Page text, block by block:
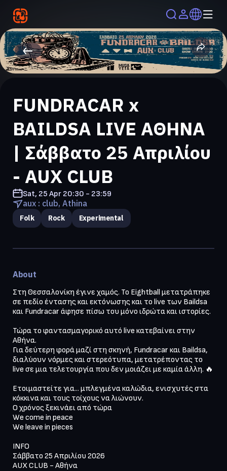
FUNDRACAR x
BAILDSA LIVE ΑΘΗΝΑ
| Σάββατο 25 Απριλίου
- AUX CLUB
Sat, 25 Apr 20:30 - 23:59
aux : club, Athina
Folk Rock Experimental
About
Στη Θεσσαλονίκη έγινε χαμός. Το Eightball μετατράπηκε
σε πεδίο έντασης και εκτόνωσης και το live των Baildsa
και Fundracar άφησε πίσω του μόνο ιδρώτα και ιστορίες.
Τώρα το φαντασμαγορικό αυτό live κατεβαίνει στην
Αθήνα.
Για δεύτερη φορά μαζί στη σκηνή, Fundracar και Baildsa,
διαλύουν νόρμες και στερεότυπα, μετατρέποντας το
live σε μια τελετουργία που δεν μοιάζει με καμία άλλη. 🔥
Ετοιμαστείτε για... μπλεγμένα καλώδια, ενισχυτές στα
κόκκινα και τους τοίχους να λιώνουν.
Ο χρόνος ξεκινάει από τώρα
We come in peace
We leave in pieces
INFO
Σάββατο 25 Απριλίου 2026
AUX CLUB - Αθήνα